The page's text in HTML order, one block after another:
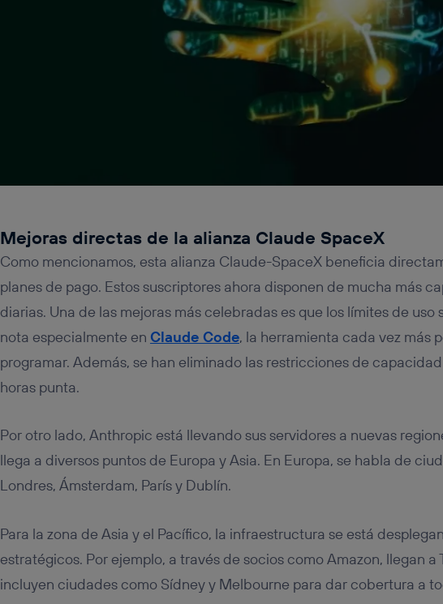
Mejoras directas de la alianza Claude SpaceX
Como mencionamos, esta alianza Claude-SpaceX beneficia
planes de pago. Estos suscriptores ahora disponen de mucha más
diarias. Una de las mejoras más celebradas es que los límites de uso
nota especialmente en Claude Code, la herramienta cada vez más
programar. Además, se han eliminado las restricciones de
horas punta.
Por otro lado, Anthropic está llevando sus servidores a nuevas
llega a diversos puntos de Europa y Asia. En Europa, se habla de
Londres, Ámsterdam, París y Dublín.
Para la zona de Asia y el Pacífico, la infraestructura se está
estratégicos. Por ejemplo, a través de socios como Amazon, llegan a
incluyen ciudades como Sídney y Melbourne para dar cobertura a